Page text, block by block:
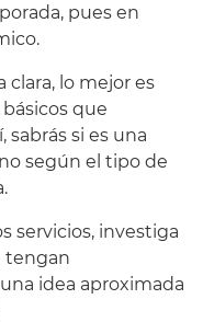
pues en
clara, lo mejor es
que
si es una
según el tipo de
servicios, investiga
tengan
idea aproximada